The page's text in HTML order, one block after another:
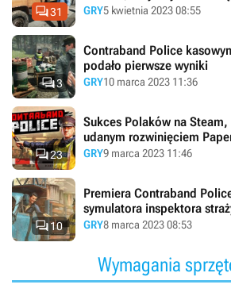
31 GRY5 kwietnia 2023 08:55
3
Contraband Police
podało pierwsze wyniki
GRY10 marca 2023 11:36
23
Sukces Polaków na
udanym rozwinięciem
GRY9 marca 2023 11:46
10
Premiera Contraband
symulatora inspektora
GRY8 marca 2023 08:53
Wymagania